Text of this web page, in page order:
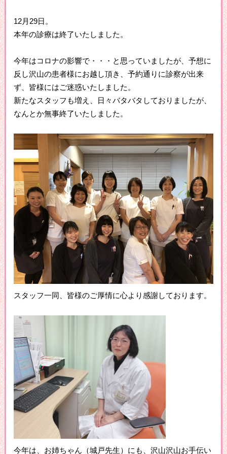
12月29日。
本年の診療は終了いたしました。
今年はコロナの影響で・・・と思っていましたが、予想に
反し沢山の患者様にお越し頂き、予約通りに診察が出来
ず、皆様にはご迷惑いたしました。
新たなスタッフも増え、日々バタバタしておりましたが、
なんとか無事終了いたしました。
スタッフ一同、皆様のご厚情に心より感謝しております。
今年は、お姉ちゃん（城戸先生）にも、沢山沢山お手伝い